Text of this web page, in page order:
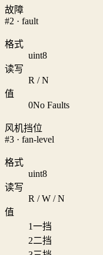
故障
#2 · fault
格式
uint8
读写
R / N
值
0No Faults
风机挡位
#3 · fan-level
格式
uint8
读写
R / W / N
值
1一挡
2二挡